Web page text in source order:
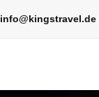
info@kingstravel.de